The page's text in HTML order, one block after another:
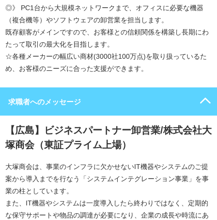
◎》 PC1台から大規模ネットワークまで、オフィスに必要な機器
（複合機等）やソフトウェアの卸営業を担当します。
既存顧客がメインですので、お客様との信頼関係を構築し長期にわ
たって取引の最大化を目指します。
☆各種メーカーの幅広い商材(3000社100万点)を取り扱っているた
め、お客様のニーズに合った支援ができます。
求職者へのメッセージ
【広島】ビジネスパートナー卸営業/株式会社大
塚商会（東証プライム上場）
大塚商会は、事業のインフラに欠かせないIT機器やシステムのご提
案から導入までを行なう「システムインテグレーション事業」を事
業の柱としています。
また、IT機器やシステムは一度導入したら終わりではなく、定期的
な保守サポートや物品の調達が必要になり、企業の成長や時流にあ